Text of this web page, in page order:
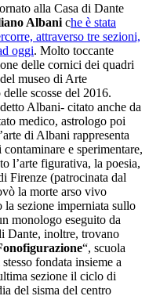
alla Casa di Dante
Albani che è stata
attraverso tre sezioni,
oggi. Molto toccante
delle cornici dei quadri
museo di Arte
scosse del 2016.
Albani- citato anche da
medico, astrologo poi
di Albani rappresenta
e sperimentare,
l’arte figurativa, la poesia,
Firenze (patrocinata dal
la morte arso vivo
sezione imperniata sullo
monologo eseguito da
Dante, inoltre, trovano
“, scuola
fondata insieme a
sezione il ciclo di
del sisma del centro